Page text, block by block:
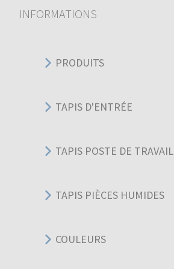
INFORMATIONS
PRODUITS
TAPIS D'ENTRÉE
TAPIS POSTE DE TRAVAIL
TAPIS PIÈCES HUMIDES
COULEURS